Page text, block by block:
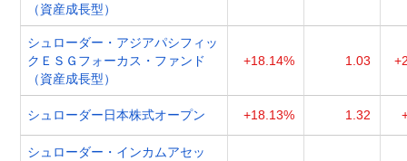
（資産成長型）
シュローダー・アジアパシフィッ
クＥＳＧフォーカス・ファンド
（資産成長型）
+18.14% 1.03
シュローダー日本株式オープン +18.13% 1.32
シュローダー・インカムアセッ